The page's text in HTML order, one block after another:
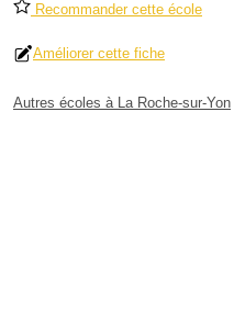
Recommander cette école
Améliorer cette fiche
Autres écoles à La Roche-sur-Yon